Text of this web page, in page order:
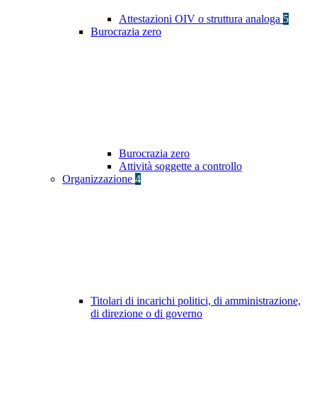
Attestazioni OIV o struttura analoga 5
Burocrazia zero
Burocrazia zero
Attività soggette a controllo
Organizzazione 4
Titolari di incarichi politici, di amministrazione,
di direzione o di governo